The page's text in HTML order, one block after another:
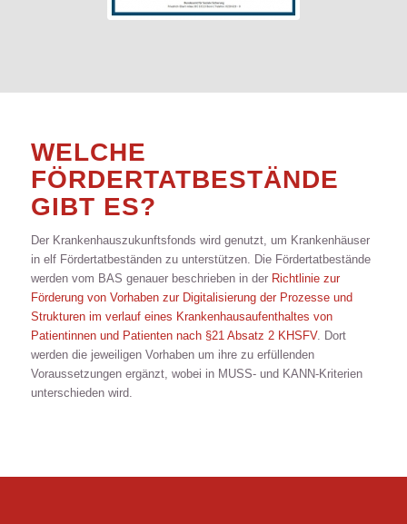
WELCHE
FÖRDERTATBESTÄNDE
GIBT ES?
Der Krankenhauszukunftsfonds wird genutzt, um Krankenhäuser
in elf Fördertatbeständen zu unterstützen. Die Fördertatbestände
werden vom BAS genauer beschrieben in der Richtlinie zur
Förderung von Vorhaben zur Digitalisierung der Prozesse und
Strukturen im verlauf eines Krankenhausaufenthaltes von
Patientinnen und Patienten nach §21 Absatz 2 KHSFV. Dort
werden die jeweiligen Vorhaben um ihre zu erfüllenden
Voraussetzungen ergänzt, wobei in MUSS- und KANN-Kriterien
unterschieden wird.